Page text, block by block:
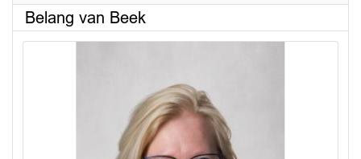
Belang van Beek